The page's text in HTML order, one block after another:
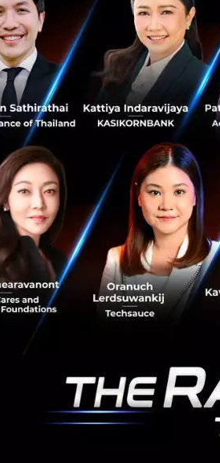
Thailand
ประเทศไทยภ
สู่สมดุล
ผลักดันแนวคิด
รสร้า...
พฤศจิกายน 18,
0
TS Video
BCG คืออะไ
ใน APEC
BCG
วาระสำคัญขอ
พฤศจิกายน 15,
78
BOI ลุยหนุน